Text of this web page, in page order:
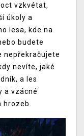
vzkvétat,
úkoly a
lesa, kde na
budete
nepřekračujete
nevíte, jaké
a les
a vzácné